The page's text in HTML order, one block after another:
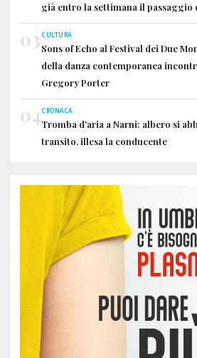
già entro la settimana il
03CULTURA
Sons of Echo al Festival dei Due
della danza contemporanea
Gregory Porter
04CRONACA
Tromba d'aria a Narni: albero si
transito, illesa la conducente